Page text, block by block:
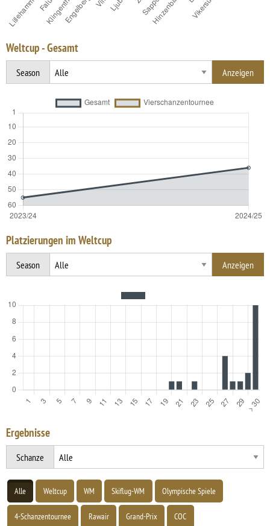
Weltcup - Gesamt
Season
Platzierungen im Weltcup
Season
Ergebnisse
Schanze
Alle Weltcup WM Skiflug-WM Olympische Spiele
4-Schanzentournee Rawair Grand-Prix COC